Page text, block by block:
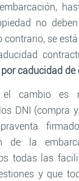
no
contrario, se
caducidad de
cambio es
DNI (compra
de la
todas las
y que